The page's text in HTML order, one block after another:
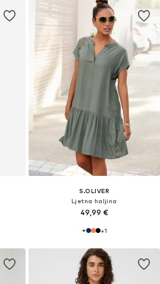
S.OLIVER
Ljetna haljina
49,99 €
+1